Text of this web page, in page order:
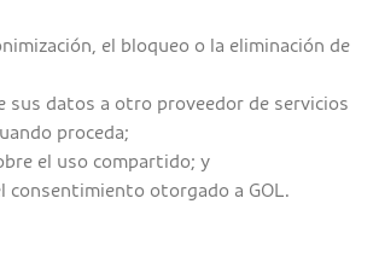
el bloqueo o la eliminación de
sus datos a otro proveedor de servicios
proceda;
el uso compartido; y
consentimiento otorgado a GOL.